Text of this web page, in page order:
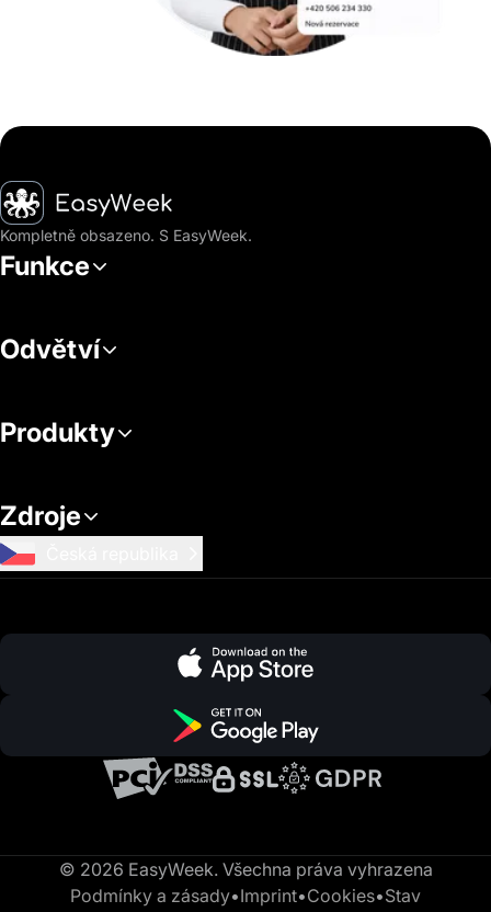
Hlavní stránka
Kompletně obsazeno. S EasyWeek.
Funkce
Odvětví
Produkty
Zdroje
© 2026 EasyWeek. Všechna práva vyhrazena
Podmínky a zásady•Imprint•Cookies•Stav